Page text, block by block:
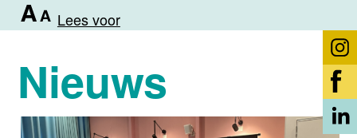
Lees voor
Nieuws